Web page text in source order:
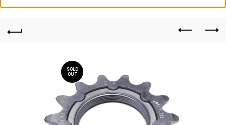
SOLD
OUT